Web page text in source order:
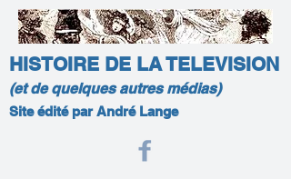
HISTOIRE DE LA TELEVISION
(et de quelques autres médias)
Site édité par André Lange